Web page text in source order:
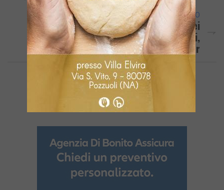
ARTICOLO SUCCESSIVO
AREA FLEGREA/ Vasta Operazione Dei
Carabinieri, Nel Mirino Spacciatori,
Contrabbandieri E Gestori Di Bar